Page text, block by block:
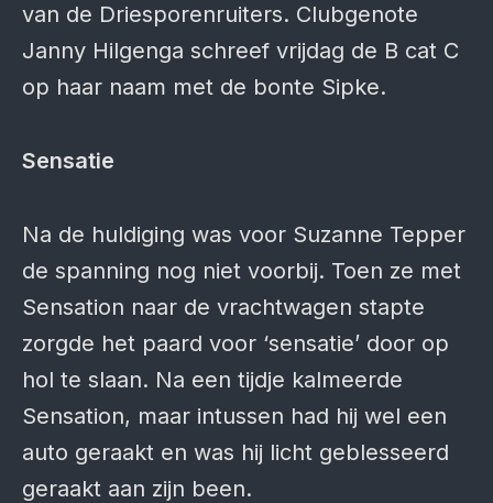
van de Driesporenruiters. Clubgenote
Janny Hilgenga schreef vrijdag de B cat C
op haar naam met de bonte Sipke.
Sensatie
Na de huldiging was voor Suzanne Tepper
de spanning nog niet voorbij. Toen ze met
Sensation naar de vrachtwagen stapte
zorgde het paard voor ‘sensatie’ door op
hol te slaan. Na een tijdje kalmeerde
Sensation, maar intussen had hij wel een
auto geraakt en was hij licht geblesseerd
geraakt aan zijn been.